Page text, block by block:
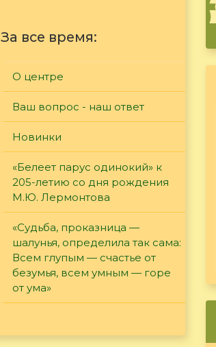
За все время:
О центре
Ваш вопрос - наш ответ
Новинки
«Белеет парус одинокий» к
205-летию со дня рождения
М.Ю. Лермонтова
«Судьба, проказница —
шалунья, определила так сама:
Всем глупым — счастье от
безумья, всем умным — горе
от ума»